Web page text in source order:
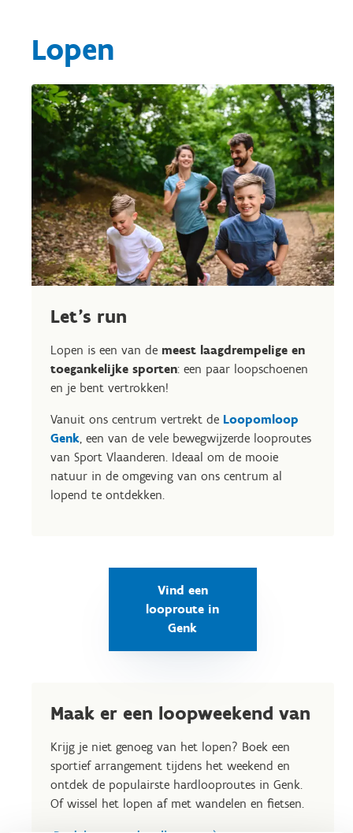
Lopen
Let’s run
Lopen is een van de meest laagdrempelige en
toegankelijke sporten: een paar loopschoenen
en je bent vertrokken!
Vanuit ons centrum vertrekt de Loopomloop
Genk , een van de vele bewegwijzerde looproutes
van Sport Vlaanderen. Ideaal om de mooie
natuur in de omgeving van ons centrum al
lopend te ontdekken.
Vind een
looproute in
Genk
Maak er een loopweekend van
Krijg je niet genoeg van het lopen? Boek een
sportief arrangement tijdens het weekend en
ontdek de populairste hardlooproutes in Genk.
Of wissel het lopen af met wandelen en fietsen.